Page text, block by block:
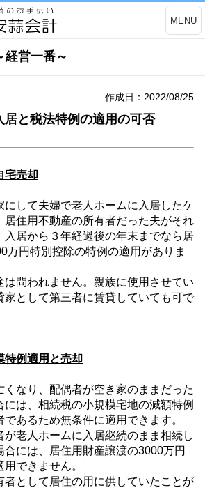
MENU
経営一番～
作成日：2022/08/25
居と税法特例の適用の可否
宅売却
にして夫婦で老人ホームに入居したケ
居住用不動産の所有者だった夫がそれ
入居から３年経過後の年末までなら居
万円特別控除の特例の適用がありま
は問われません。親族に使用させてい
家として第三者に賃貸していても可で
特例適用と売却
くなり、配偶者が空き家のままだった
には、相続税の小規模宅地の減額特例
あるため無条件に適用できます。
が老人ホームに入居継続のまま相続し
合には、居住用財産譲渡の3000万円
できません。
者として居住の用に供していたことが